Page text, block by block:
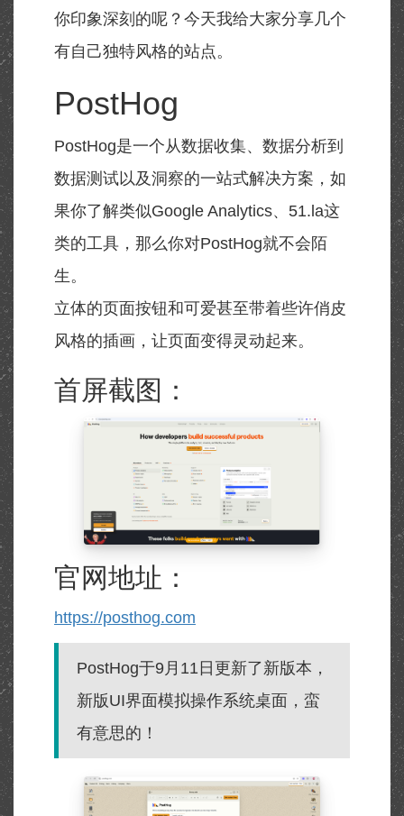
你印象深刻的呢？今天我给大家分享几个
有自己独特风格的站点。
PostHog
PostHog是一个从数据收集、数据分析到
数据测试以及洞察的一站式解决方案，如
果你了解类似Google Analytics、51.la这
类的工具，那么你对PostHog就不会陌
生。
立体的页面按钮和可爱甚至带着些许俏皮
风格的插画，让页面变得灵动起来。
首屏截图：
官网地址：
https://posthog.com
PostHog于9月11日更新了新版本，
新版UI界面模拟操作系统桌面，蛮
有意思的！